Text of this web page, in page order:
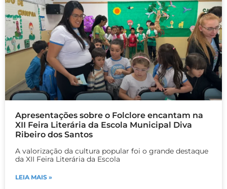
Apresentações sobre o Folclore encantam na
XII Feira Literária da Escola Municipal Diva
Ribeiro dos Santos
A valorização da cultura popular foi o grande destaque
da XII Feira Literária da Escola
LEIA MAIS »